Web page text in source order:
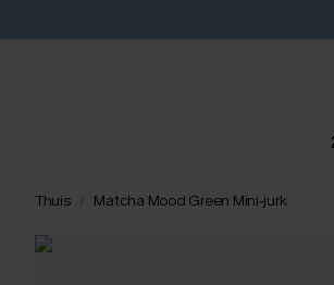
Thuis Matcha Mood Green Mini-jurk